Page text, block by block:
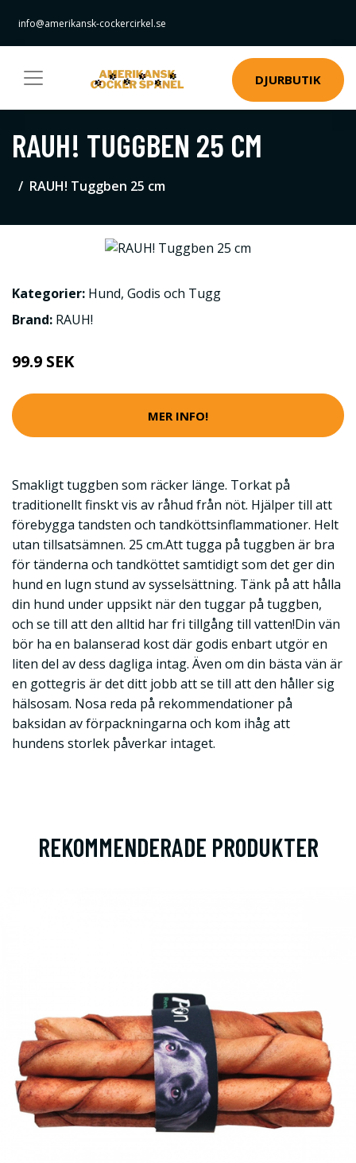
info@amerikansk-cockercirkel.se
DJURBUTIK
RAUH! TUGGBEN 25 CM
RAUH! Tuggben 25 cm
Kategorier: Hund, Godis och Tugg
Brand: RAUH!
99.9 SEK
MER INFO!
Smakligt tuggben som räcker länge. Torkat på
traditionellt finskt vis av råhud från nöt. Hjälper till att
förebygga tandsten och tandköttsinflammationer. Helt
utan tillsatsämnen. 25 cm.Att tugga på tuggben är bra
för tänderna och tandköttet samtidigt som det ger din
hund en lugn stund av sysselsättning. Tänk på att hålla
din hund under uppsikt när den tuggar på tuggben,
och se till att den alltid har fri tillgång till vatten!Din vän
bör ha en balanserad kost där godis enbart utgör en
liten del av dess dagliga intag. Även om din bästa vän är
en gottegris är det ditt jobb att se till att den håller sig
hälsosam. Nosa reda på rekommendationer på
baksidan av förpackningarna och kom ihåg att
hundens storlek påverkar intaget.
REKOMMENDERADE PRODUKTER